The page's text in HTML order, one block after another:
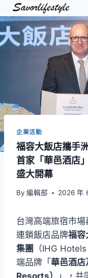
Skip
to
content
企業活動
福容大飯店攜手
首家「華邑酒店
盛大開幕
By 編輯部 2026 年
台灣高端旅宿市
連鎖飯店品牌福容
集團 （IHG
端品牌「 華邑酒